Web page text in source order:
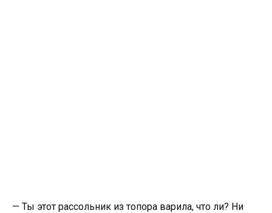
— Ты этот рассольник из топора варила, что ли? Ни